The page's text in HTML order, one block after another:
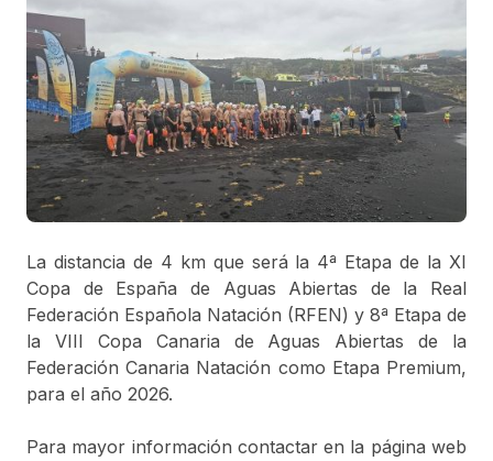
La distancia de 4 km que será la 4ª Etapa de la XI
Copa de España de Aguas Abiertas de la Real
Federación Española Natación (RFEN) y 8ª Etapa de
la VIII Copa Canaria de Aguas Abiertas de la
Federación Canaria Natación como Etapa Premium,
para el año 2026.
Para mayor información contactar en la página web
recordar las
preferencias de
consentimiento de
cookies del
visitante. Es
necesario que el
banner de cookies
de Cookie-
Script.com
funcione
correctamente.
Nombre Dominio Vencimiento
Descripción
[abcdef0123456789]
{32}
www.bbaja.es Session